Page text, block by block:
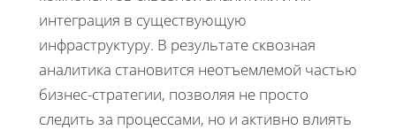
интеграция в существующую
инфраструктуру. В результате сквозная
аналитика становится неотъемлемой частью
бизнес-стратегии, позволяя не просто
следить за процессами, но и активно влиять